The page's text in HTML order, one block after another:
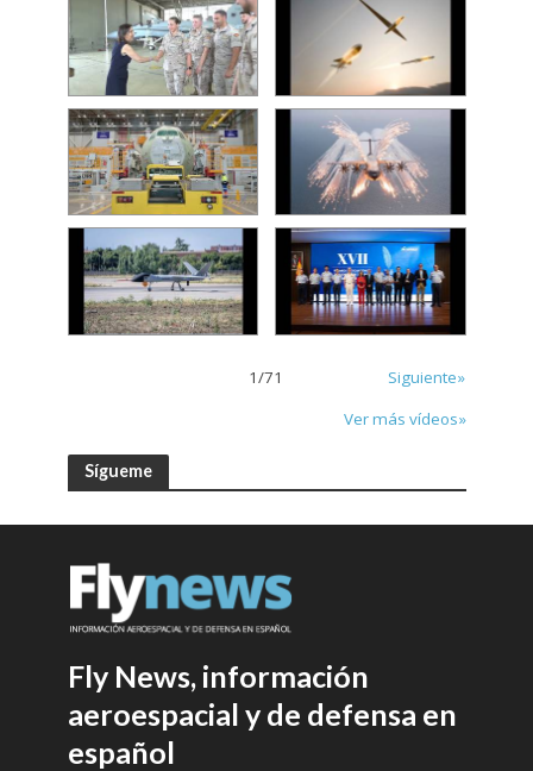
1/71
Siguiente»
Ver más vídeos»
Sígueme
Fly News, información
aeroespacial y de defensa en
español